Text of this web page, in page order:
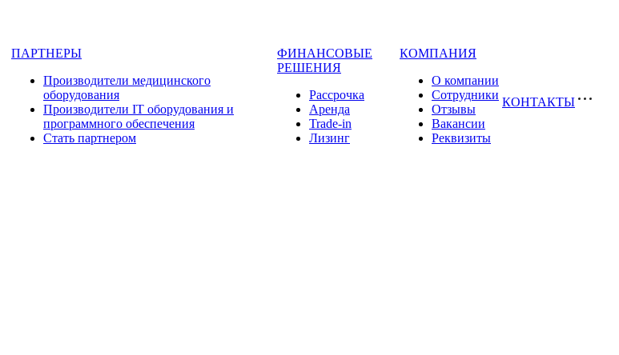
ПАРТНЕРЫ
Производители медицинского
оборудования
Производители IT оборудования и
программного обеспечения
Стать партнером
ФИНАНСОВЫЕ
РЕШЕНИЯ
Рассрочка
Аренда
Trade-in
Лизинг
КОМПАНИЯ
О компании
Сотрудники
Отзывы
Вакансии
Реквизиты
КОНТАКТЫ